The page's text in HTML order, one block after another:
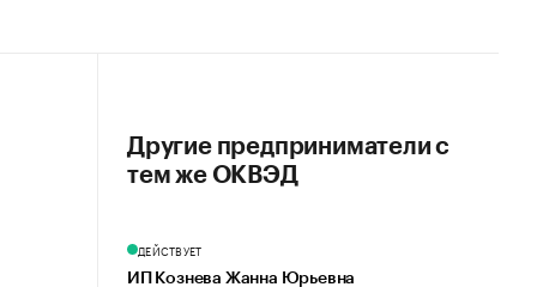
Другие предприниматели с
тем же ОКВЭД
ДЕЙСТВУЕТ
ИП Кознева Жанна Юрьевна